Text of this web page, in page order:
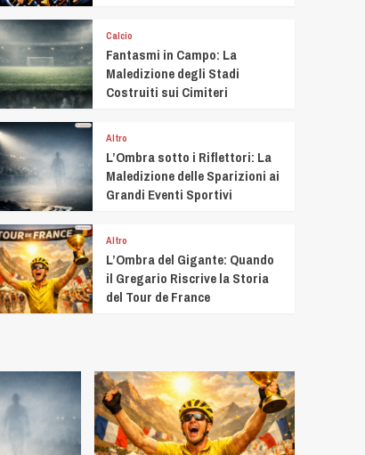
Calcio
Fantasmi in Campo: La
Maledizione degli Stadi
Costruiti sui Cimiteri
Altro
L’Ombra sotto i Riflettori: La
Maledizione delle Sparizioni ai
Grandi Eventi Sportivi
Altro
L’Ombra del Gigante: Quando
il Gregario Riscrive la Storia
del Tour de France